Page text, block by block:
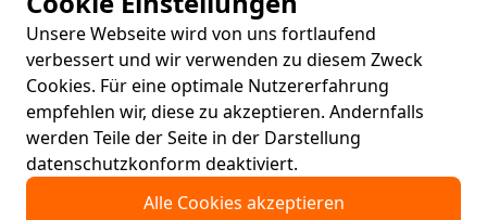
Unsere Webseite wird von uns fortlaufend
verbessert und wir verwenden zu diesem Zweck
Cookies. Für eine optimale Nutzererfahrung
empfehlen wir, diese zu akzeptieren. Andernfalls
werden Teile der Seite in der Darstellung
datenschutzkonform deaktiviert.
Alle Cookies akzeptieren